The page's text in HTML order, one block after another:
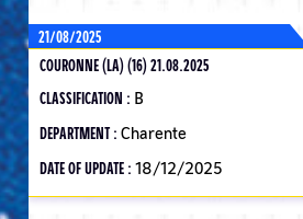
21/08/2025
COURONNE (LA) (16) 21.08.2025
CLASSIFICATION : B
DEPARTMENT : Charente
DATE OF UPDATE : 18/12/2025